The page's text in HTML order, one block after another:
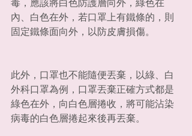
內、白色在外，若口罩上有鐵條的，則
固定鐵條面向外，以防皮膚損傷。
此外，口罩也不能隨便丟棄，以綠、白
外科口罩為例，口罩丟棄正確方式都是
綠色在外，向白色層捲收，將可能沾染
病毒的白色層捲起來後再丟棄。